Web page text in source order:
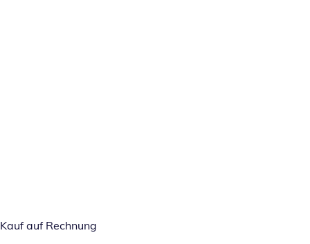
Kauf auf Rechnung